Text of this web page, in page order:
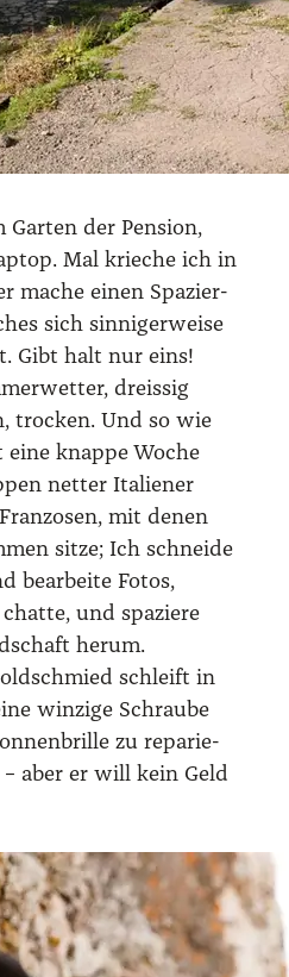
Gar­ten der Pen­si­on,
Mal krie­che ich in
mache einen Spa­zier­
sich sin­ni­ger­wei­se
Gibt halt nur eins!
dreis­sig
tro­cken. Und so wie
knap­pe Woche
net­ter Ita­lie­ner
mit denen
sit­ze; Ich schnei­de
bear­bei­te Fotos,
und spa­zie­re
her­um.
schleift in
win­zi­ge Schrau­be
zu repa­rie­
aber er will kein Geld